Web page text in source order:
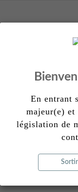
Actuellement
Bientôt disponible
CONTACTEZ-NOUS
En entrant
majeur(e) et
législation de
Sortir